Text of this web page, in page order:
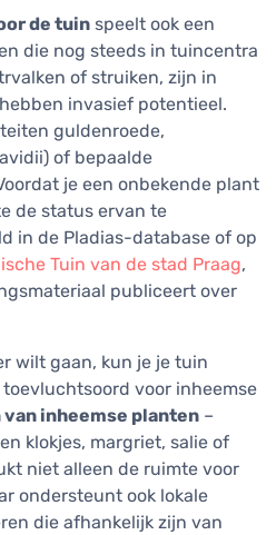
de tuin speelt ook een
die nog steeds in tuincentra
of struiken, zijn in
invasief potentieel.
guldenroede,
of bepaalde
je een onbekende plant
de status ervan te
in de Pladias-database of op
Tuin van de stad Praag,
publiceert over
wilt gaan, kun je je tuin
voor inheemse
inheemse planten –
klokjes, margriet, salie of
niet alleen de ruimte voor
ondersteunt ook lokale
die afhankelijk zijn van